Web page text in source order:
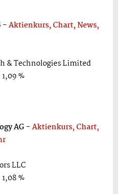
-Aktienkurs, Chart, News,
& Technologies Limited
1,09 %
AG -Aktienkurs, Chart,
LLC
1,08 %